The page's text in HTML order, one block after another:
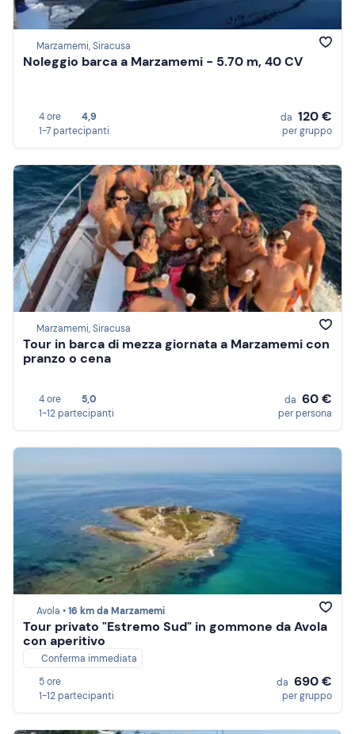
Marzamemi, Siracusa
Noleggio barca a Marzamemi - 5.70 m, 40 CV
4 ore
4,9
1-7 partecipanti
da 120 €
per gruppo
Marzamemi, Siracusa
Tour in barca di mezza giornata a Marzamemi con
pranzo o cena
4 ore
5,0
1-12 partecipanti
da 60 €
per persona
Avola •16 km da Marzamemi
Tour privato "Estremo Sud" in gommone da Avola
con aperitivo
Conferma immediata
5 ore
1-12 partecipanti
da 690 €
per gruppo